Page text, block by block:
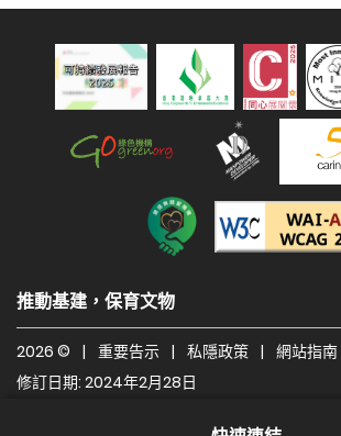
可持續發展報告 2025
綠色機構 人才企業
建造業關愛機構
推動基建，保育文物
2026 © | 重要告示 | 私隱政策 | 網站指南
修訂日期: 2024年2月28日